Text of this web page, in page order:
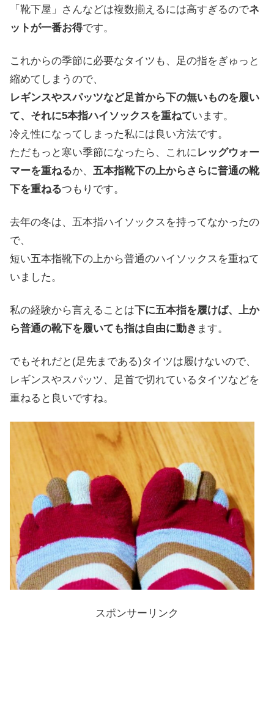
「靴下屋」さんなどは複数揃えるには高すぎるのでネ
ットが一番お得です。
これからの季節に必要なタイツも、足の指をぎゅっと
縮めてしまうので、
レギンスやスパッツなど足首から下の無いものを履い
て、それに5本指ハイソックスを重ねています。
冷え性になってしまった私には良い方法です。
ただもっと寒い季節になったら、これにレッグウォー
マーを重ねるか、 五本指靴下の上からさらに普通の靴
下を重ねるつもりです。
去年の冬は、五本指ハイソックスを持ってなかったの
で、
短い五本指靴下の上から普通のハイソックスを重ねて
いました。
私の経験から言えることは下に五本指を履けば、上か
ら普通の靴下を履いても指は自由に動き ます。
でもそれだと(足先まである)タイツは履けないので、
レギンスやスパッツ、足首で切れているタイツなどを
重ねると良いですね。
スポンサーリンク